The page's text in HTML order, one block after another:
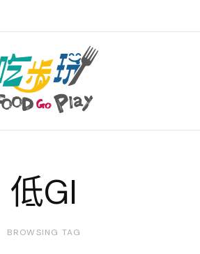
低GI
BROWSING TAG